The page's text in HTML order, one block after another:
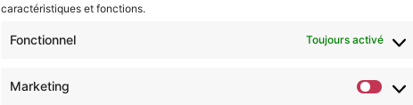
caractéristiques et fonctions.
Fonctionnel Toujours activé
Marketing